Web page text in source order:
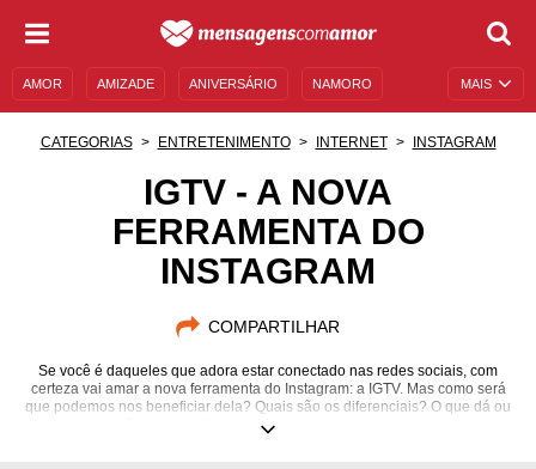
MAIS
AMOR AMIZADE ANIVERSÁRIO NAMORO
MENSAGENS E FRASES MENSAGENS DE ANIVERSÁRIO
FAMOSOS BÍBLIA
CATEGORIAS ENTRETENIMENTO INTERNET INSTAGRAM
IGTV - A NOVA
FERRAMENTA DO
INSTAGRAM
COMPARTILHAR
Se você é daqueles que adora estar conectado nas redes sociais, com
certeza vai amar a nova ferramenta do Instagram: a IGTV. Mas como será
que podemos nos beneficiar dela? Quais são os diferenciais? O que dá ou
não pra fazer? Venha descobrir tudo isso aqui!